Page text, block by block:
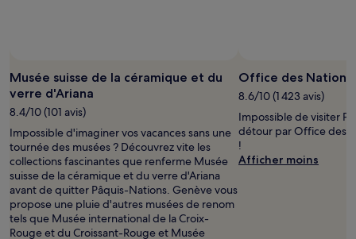
Musée suisse de la céramique et du
verre d'Ariana
8.4/10 (101 avis)
Impossible d'imaginer vos vacances sans une
tournée des musées ? Découvrez vite les
collections fascinantes que renferme Musée
suisse de la céramique et du verre d'Ariana
avant de quitter Pâquis-Nations. Genève vous
propose une pluie d'autres musées de renom
tels que Musée international de la Croix-
Rouge et du Croissant-Rouge et Musée
Office des Nations
8.6/10 (1 423 avis)
Impossible de visiter
détour par Office des
!
Afficher moins